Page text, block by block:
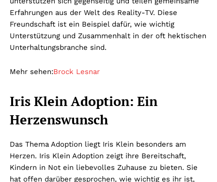
Erfahrungen aus der Welt des Reality-TV. Diese
Freundschaft ist ein Beispiel dafür, wie wichtig
Unterstützung und Zusammenhalt in der oft hektischen
Unterhaltungsbranche sind.
Mehr sehen:Brock Lesnar
Iris Klein Adoption: Ein
Herzenswunsch
Das Thema Adoption liegt Iris Klein besonders am
Herzen. Iris Klein Adoption zeigt ihre Bereitschaft,
Kindern in Not ein liebevolles Zuhause zu bieten. Sie
hat offen darüber gesprochen, wie wichtig es ihr ist,